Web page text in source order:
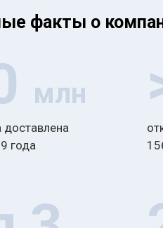
факты о
млн
года